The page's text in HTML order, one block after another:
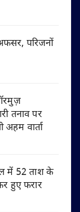
परिजनों
तनाव पर
अहम वार्ता
में 52 ताश के
हुए फरार